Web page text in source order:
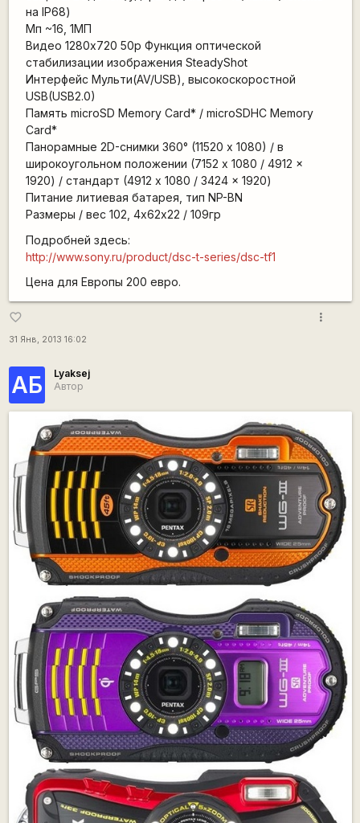
на IP68)
Мп ~16, 1МП
Видео 1280x720 50р Функция оптической
стабилизации изображения SteadyShot
Интерфейс Мульти(AV/USB), высокоскоростной
USB(USB2.0)
Память microSD Memory Card* / microSDHC Memory
Card*
Панорамные 2D-снимки 360° (11520 х 1080) / в
широкоугольном положении (7152 x 1080 / 4912 x
1920) / стандарт (4912 x 1080 / 3424 x 1920)
Питание литиевая батарея, тип NP-BN
Размеры / вес 102, 4х62х22 / 109гр
Подробней здесь:
http://www.sony.ru/product/dsc-t-series/dsc-tf1
Цена для Европы 200 евро.
favorite_border
31 Янв, 2013 16:02
more_vert
АБ
Lyaksej
Автор